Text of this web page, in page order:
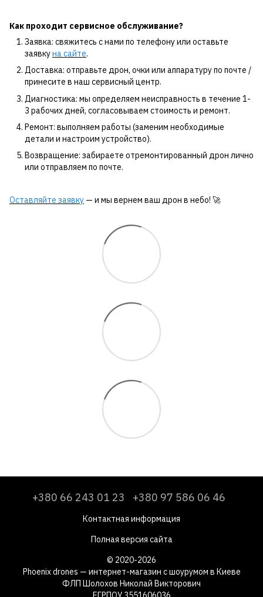
Как проходит сервисное обслуживание?
Заявка: свяжитесь с нами по телефону или оставьте
заявкуна сайте.
Доставка: отправьте дрон, очки или аппаратуру по почте /
принесите в наш сервисный центр.
Диагностика: мы определяем неисправность в течение 1-
3 рабочих дней, согласовываем стоимость и ремонт.
Ремонт: выполняем работы (заменим необходимые
детали и настроим устройство).
Возвращение: забираете отремонтированный дрон лично
или отправляем по почте.
Оставляйте заявку — и мы вернем ваш дрон в небо! 🚀
+380 66 243 01 23 +380 97 586 06 46
Контактная информация
Полная версия сайта
© 2020-2026
Phoenix drones — интернет-магазин с шоурумом в Киеве
ФЛП Шолохов Николай Викторович